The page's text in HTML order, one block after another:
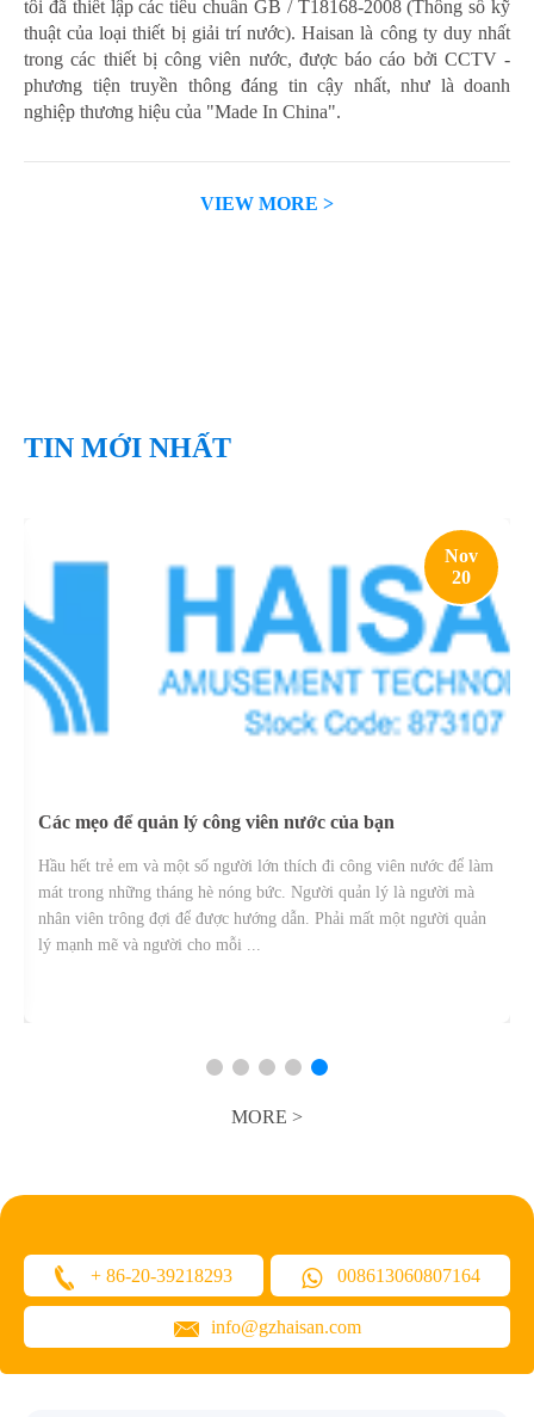
tôi đã thiết lập các tiêu chuẩn GB / T18168-2008 (Thông số kỹ
thuật của loại thiết bị giải trí nước). Haisan là công ty duy nhất
trong các thiết bị công viên nước, được báo cáo bởi CCTV -
phương tiện truyền thông đáng tin cậy nhất, như là doanh
nghiệp thương hiệu của "Made In China".
VIEW MORE >
TIN MỚI NHẤT
Nov
20
Các mẹo để quản lý công viên nước của bạn
Hầu hết trẻ em và một số người lớn thích đi công viên nước để làm
mát trong những tháng hè nóng bức. Người quản lý là người mà
nhân viên trông đợi để được hướng dẫn. Phải mất một người quản
lý mạnh mẽ và người cho mỗi ...
MORE >
+ 86-20-39218293 008613060807164
info@gzhaisan.com